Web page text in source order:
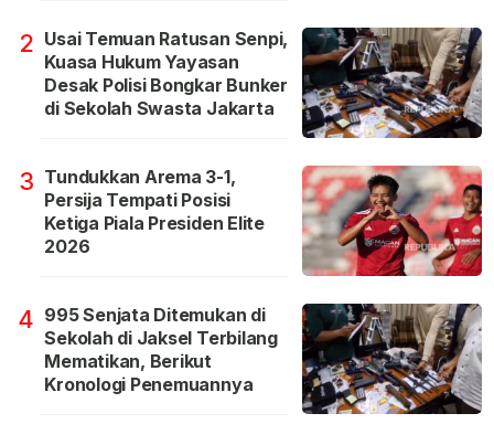
2 Usai Temuan Ratusan Senpi,
Kuasa Hukum Yayasan
Desak Polisi Bongkar Bunker
di Sekolah Swasta Jakarta
3 Tundukkan Arema 3-1,
Persija Tempati Posisi
Ketiga Piala Presiden Elite
2026
4 995 Senjata Ditemukan di
Sekolah di Jaksel Terbilang
Mematikan, Berikut
Kronologi Penemuannya